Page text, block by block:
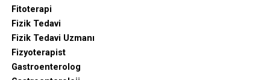
Fitoterapi
Fizik Tedavi
Fizik Tedavi Uzmanı
Fizyoterapist
Gastroenterolog